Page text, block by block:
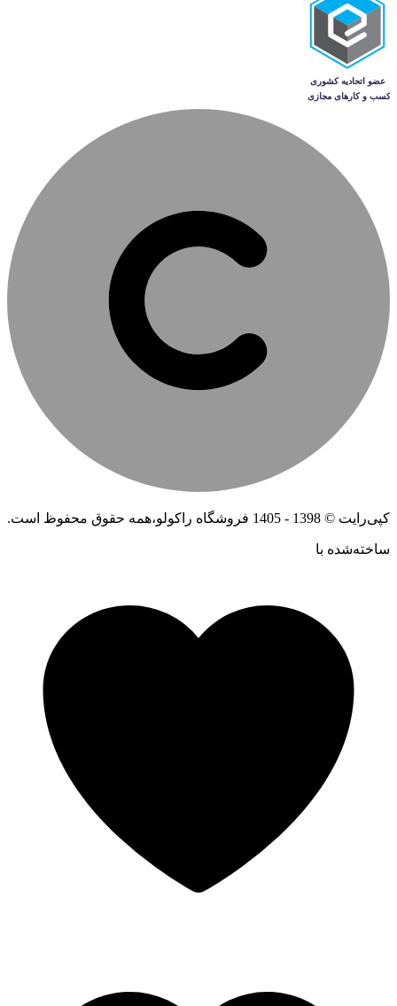
کپی‌رایت © 1398 - 1405 فروشگاه راکولو،همه حقوق محفوظ است.
ساخته‌شده ‌با